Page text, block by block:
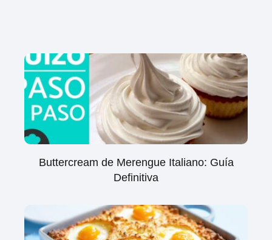
Buttercream de Merengue Italiano: Guía
Definitiva